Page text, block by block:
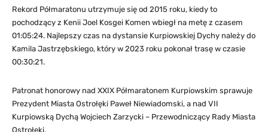
Rekord Półmaratonu utrzymuje się od 2015 roku, kiedy to
pochodzący z Kenii Joel Kosgei Komen wbiegł na metę z czasem
01:05:24. Najlepszy czas na dystansie Kurpiowskiej Dychy należy do
Kamila Jastrzębskiego, który w 2023 roku pokonał trasę w czasie
00:30:21.
Patronat honorowy nad XXIX Półmaratonem Kurpiowskim sprawuje
Prezydent Miasta Ostrołęki Paweł Niewiadomski, a nad VII
Kurpiowską Dychą Wojciech Zarzycki – Przewodniczący Rady Miasta
Ostrołęki.